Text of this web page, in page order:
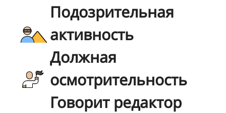
Подозрительная
активность
Должная
осмотрительность
Говорит редактор